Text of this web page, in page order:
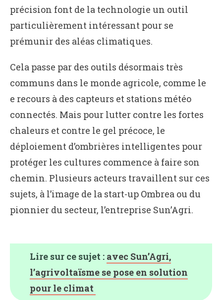
précision font de la technologie un outil
particulièrement intéressant pour se
prémunir des aléas climatiques.
Cela passe par des outils désormais très
communs dans le monde agricole, comme le
e recours à des capteurs et stations météo
connectés. Mais pour lutter contre les fortes
chaleurs et contre le gel précoce, le
déploiement d’ombrières intelligentes pour
protéger les cultures commence à faire son
chemin. Plusieurs acteurs travaillent sur ces
sujets, à l’image de la start-up Ombrea ou du
pionnier du secteur, l’entreprise Sun’Agri.
Lire sur ce sujet : avec Sun’Agri,
l’agrivoltaïsme se pose en solution
pour le climat